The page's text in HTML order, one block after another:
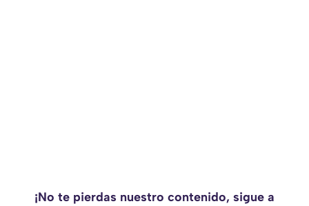
¡No te pierdas nuestro contenido, sigue a